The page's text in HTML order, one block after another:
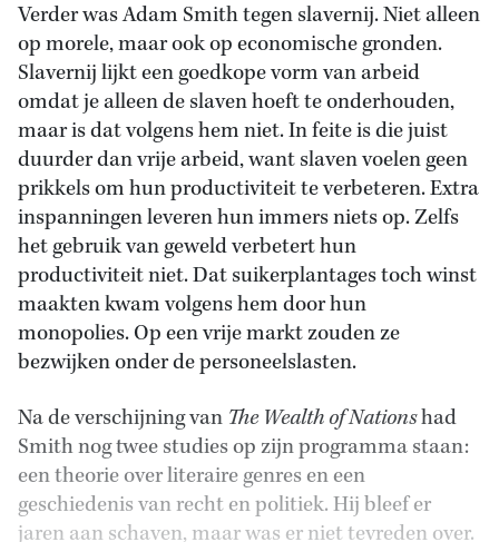
Verder was Adam Smith tegen slavernij. Niet alleen
op morele, maar ook op economische gronden.
Slavernij lijkt een goedkope vorm van arbeid
omdat je alleen de slaven hoeft te onderhouden,
maar is dat volgens hem niet. In feite is die juist
duurder dan vrije arbeid, want slaven voelen geen
prikkels om hun productiviteit te verbeteren. Extra
inspanningen leveren hun immers niets op. Zelfs
het gebruik van geweld verbetert hun
productiviteit niet. Dat suikerplantages toch winst
maakten kwam volgens hem door hun
monopolies. Op een vrije markt zouden ze
bezwijken onder de personeelslasten.
Na de verschijning van The Wealth of Nationshad
Smith nog twee studies op zijn programma staan:
een theorie over literaire genres en een
geschiedenis van recht en politiek. Hij bleef er
jaren aan schaven, maar was er niet tevreden over.